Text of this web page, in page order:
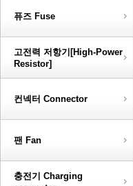
퓨즈 Fuse
고전력 저항기[High-Power
Resistor]
컨넥터 Connector
팬 Fan
충전기 Charging